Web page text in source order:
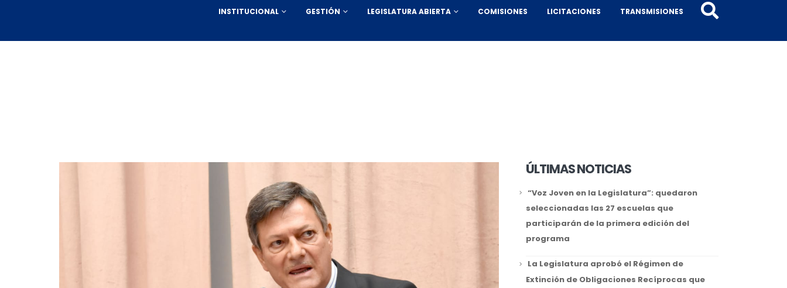
INSTITUCIONAL GESTIÓN LEGISLATURA ABIERTA COMISIONES LICITACIONES TRANSMISIONES
ÚLTIMAS NOTICIAS
“Voz Joven en la Legislatura”: quedaron
seleccionadas las 27 escuelas que
participarán de la primera edición del
programa
La Legislatura aprobó el Régimen de
Extinción de Obligaciones Recíprocas que